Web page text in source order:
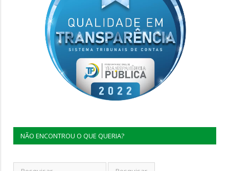
NÃO ENCONTROU O QUE QUERIA?